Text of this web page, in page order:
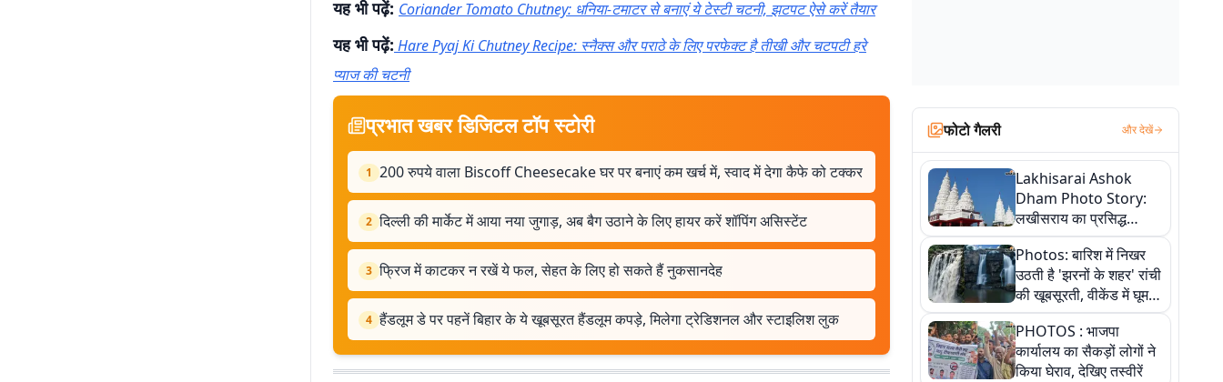
यह भी पढ़ें: Coriander Tomato Chutney: धनिया-टमाटर से बनाएं ये टेस्टी चटनी, झटपट ऐसे करें तैयार
यह भी पढ़ें: Hare Pyaj Ki Chutney Recipe: स्नैक्स और पराठे के लिए परफेक्ट है तीखी और चटपटी हरे
प्याज की चटनी
प्रभात खबर डिजिटल टॉप स्टोरी
1 200 रुपये वाला Biscoff Cheesecake घर पर बनाएं कम खर्च में, स्वाद में देगा कैफे को टक्कर
2 दिल्ली की मार्केट में आया नया जुगाड़, अब बैग उठाने के लिए हायर करें शॉपिंग असिस्टेंट
3 फ्रिज में काटकर न रखें ये फल, सेहत के लिए हो सकते हैं नुकसानदेह
4 हैंडलूम डे पर पहनें बिहार के ये खूबसूरत हैंडलूम कपड़े, मिलेगा ट्रेडिशनल और स्टाइलिश लुक
फोटो गैलरी और देखें
Lakhisarai Ashok
Dham Photo Story:
लखीसराय का प्रसिद्ध
अशोक धाम—आस्था,
श्रृंगार, अनुष्ठान और
अलौकिक संध्या आरती के
विहंगम दृश्य
Photos: बारिश में निखर
उठती है 'झरनों के शहर' रांची
की खूबसूरती, वीकेंड में घूम
आएं ये 5 वादियां
PHOTOS : भाजपा
कार्यालय का सैकड़ों लोगों ने
किया घेराव, देखिए तस्वीरें